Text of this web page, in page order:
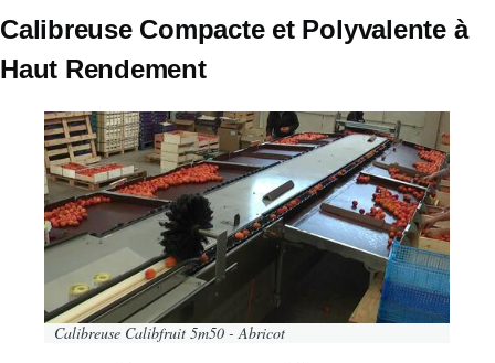
CorpsPrincipal
Calibreuse Compacte et Polyvalente à
Haut Rendement
Image
Calibreuse Calibfruit 5m50 - Abricot